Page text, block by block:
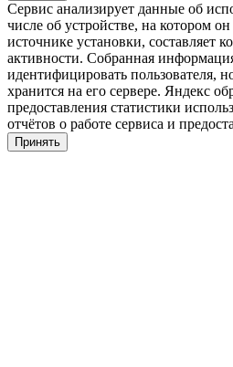
Сервис анализирует данные об
числе об устройстве, на котором
источнике установки, составляет
активности. Собранная
идентифицировать пользователя,
хранится на его сервере. Яндекс
предоставления статистики
отчётов о работе сервиса и
Принять